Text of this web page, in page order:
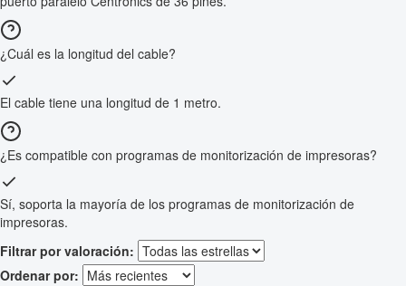
¿Cuál es la longitud del cable?
El cable tiene una longitud de 1 metro.
¿Es compatible con programas de monitorización de impresoras?
Sí, soporta la mayoría de los programas de monitorización de
impresoras.
Filtrar por valoración:
Ordenar por: